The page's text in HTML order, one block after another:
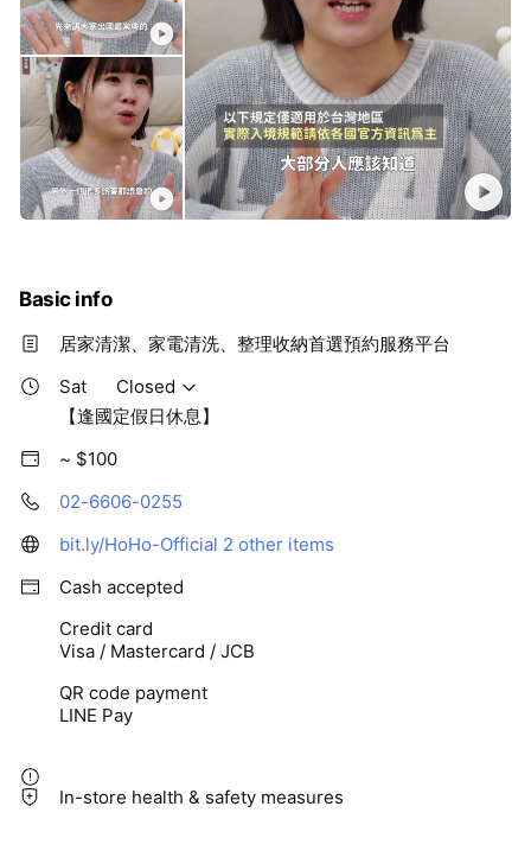
Basic info
居家清潔、家電清洗、整理收納首選預約服務平台
Sat
Closed
【逢國定假日休息】
~ $100
02-6606-0255
bit.ly/HoHo-Official 2 other items
Cash accepted
Credit card
Visa / Mastercard / JCB
QR code payment
LINE Pay
In-store health & safety measures